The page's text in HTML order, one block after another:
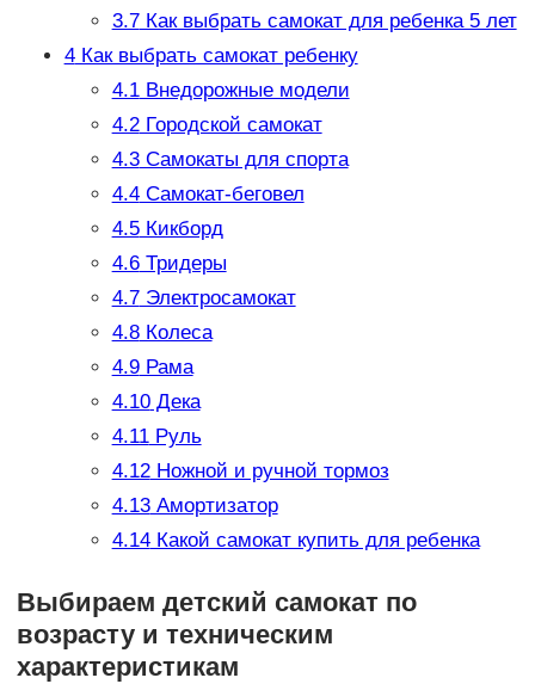
3.7Как выбрать самокат для ребенка 5 лет
4Как выбрать самокат ребенку
4.1Внедорожные модели
4.2Городской самокат
4.3Самокаты для спорта
4.4Самокат-беговел
4.5Кикборд
4.6Тридеры
4.7Электросамокат
4.8Колеса
4.9Рама
4.10Дека
4.11Руль
4.12Ножной и ручной тормоз
4.13Амортизатор
4.14Какой самокат купить для ребенка
Выбираем детский самокат по
возрасту и техническим
характеристикам